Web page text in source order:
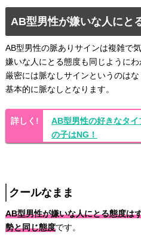
AB型男性が嫌いな人にと
AB型男性の脈ありサインは複雑で
嫌いな人にとる態度も同じように
厳密には脈なしサインというのは
基本的に脈なしとなります。
AB型男性の好きなタ
の子はNG！
クールなまま
AB型男性が嫌いな人にとる態度は
勢と同じ態度です。